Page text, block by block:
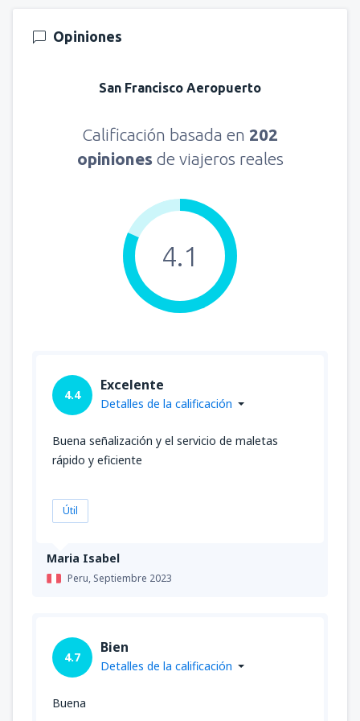
Opiniones
San Francisco Aeropuerto
Calificación basada en 202
opiniones de viajeros reales
4.1
Maria Isabel
Peru, Septiembre 2023
4.4
Excelente
Detalles de la calificación
Buena señalización y el servicio de maletas
rápido y eficiente
Útil
4.7
Bien
Detalles de la calificación
Buena